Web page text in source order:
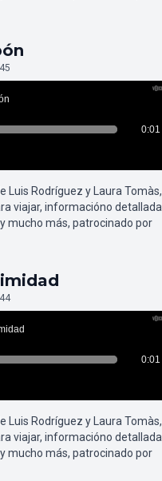
Luis Rodríguez y Laura Tomàs,
viajar, informacióno detallada
mucho más, patrocinado por
Luis Rodríguez y Laura Tomàs,
viajar, informacióno detallada
mucho más, patrocinado por